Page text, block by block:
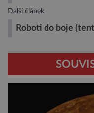
Další článek
Roboti do boje